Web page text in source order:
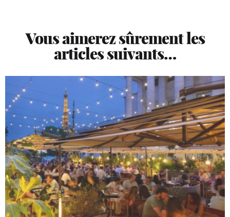
Vous aimerez sûrement les
articles suivants…